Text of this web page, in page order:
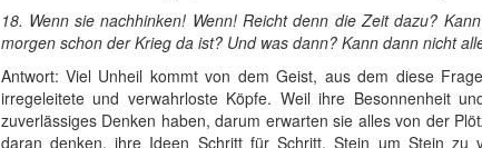
18. Wenn sie nachhinken! Wenn! Reicht denn die Zeit dazu?
morgen schon der Krieg da ist? Und was dann? Kann dann nicht
Antwort: Viel Unheil kommt von dem Geist, aus dem diese
irregeleitete und verwahrloste Köpfe. Weil ihre Besonnenheit
zuverlässiges Denken haben, darum erwarten sie alles von der
daran denken, ihre Ideen Schritt für Schritt, Stein um Stein